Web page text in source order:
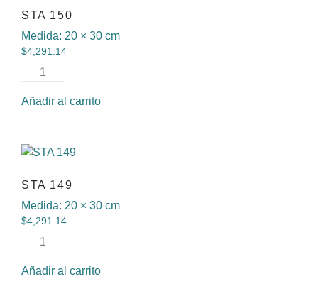
STA 150
Medida: 20 × 30 cm
$4,291.14
Añadir al carrito
STA 149
Medida: 20 × 30 cm
$4,291.14
Añadir al carrito